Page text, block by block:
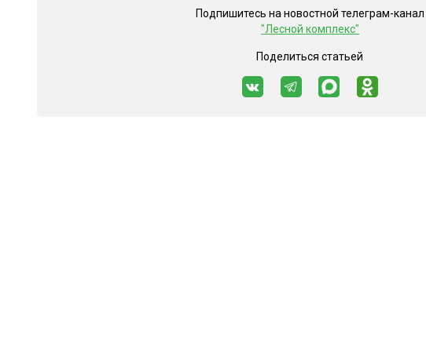
Подпишитесь на новостной телеграм-канал
"Лесной комплекс"
Поделиться статьей